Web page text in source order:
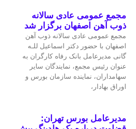
مجمع عمومی عادی سالانه
ذوب آهن اصفهان برگزار شد
مجمع عمومی عادی سالانه ذوب آهن
اصفهان با حضور دکتر اسماعیل للـه
گانی مدیرعامل بانک رفاه کارگران به
عنوان رئیس مجمع، نمایندگان سایر
سهامداران، نماینده سازمان بورس و
اوراق بهادار،
مدیرعامل بورس تهران: